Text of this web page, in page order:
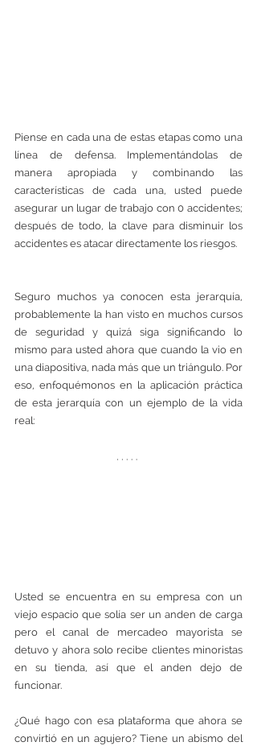
Piense en cada una de estas etapas como una
línea de defensa. Implementándolas de
manera apropiada y combinando las
características de cada una, usted puede
asegurar un lugar de trabajo con 0 accidentes;
después de todo, la clave para disminuir los
accidentes es atacar directamente los riesgos.
Seguro muchos ya conocen esta jerarquía,
probablemente la han visto en muchos cursos
de seguridad y quizá siga significando lo
mismo para usted ahora que cuando la vio en
una diapositiva, nada más que un triángulo. Por
eso, enfoquémonos en la aplicación práctica
de esta jerarquía con un ejemplo de la vida
real:
Usted se encuentra en su empresa con un
viejo espacio que solía ser un anden de carga
pero el canal de mercadeo mayorista se
detuvo y ahora solo recibe clientes minoristas
en su tienda, así que el anden dejo de
funcionar.
¿Qué hago con esa plataforma que ahora se
convirtió en un agujero? Tiene un abismo del